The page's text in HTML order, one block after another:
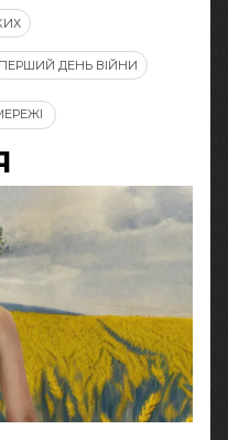
ПЕРШИЙ ДЕНЬ ВІЙНИ